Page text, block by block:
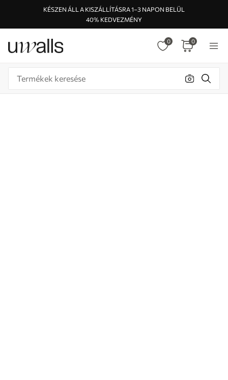
KÉSZEN ÁLL A KISZÁLLÍTÁSRA 1–3 NAPON BELÜL
40% KEDVEZMÉNY
0 0